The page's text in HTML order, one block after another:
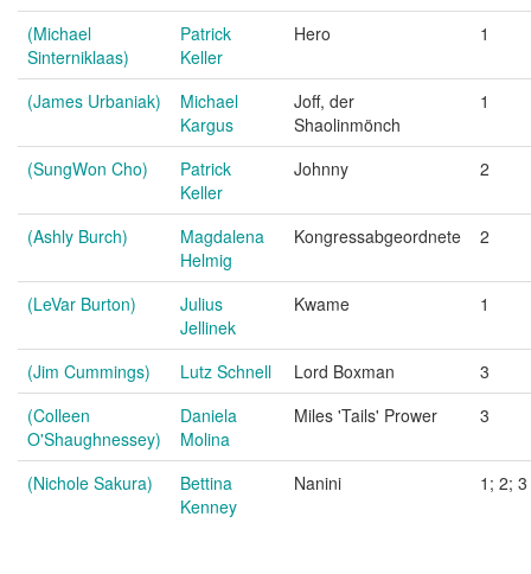
(Michael
Sinterniklaas)
Patrick
Keller
Hero 1
(James Urbaniak)
Michael
Kargus
Joff, der
Shaolinmönch
1
(SungWon Cho)
Patrick
Keller
Johnny 2
(Ashly Burch)
Magdalena
Helmig
Kongressabgeordnete 2
(LeVar Burton)
Julius
Jellinek
Kwame 1
(Jim Cummings) Lutz Schnell Lord Boxman
3
(Colleen
O'Shaughnessey)
Daniela
Molina
Miles 'Tails' Prower 3
(Nichole Sakura)
Bettina
Kenney
Nanini 1; 2; 3